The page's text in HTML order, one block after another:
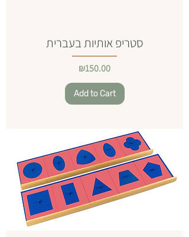
סטריפ אותיות בעברית
Price
₪150.00
Add to Cart